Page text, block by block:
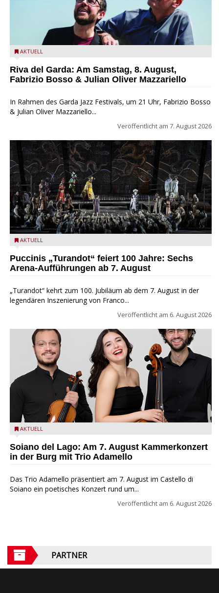
Fabrizio Bosso & Julian Oliver Mazzariello zu Gast beim Garda
AKTUELL
Riva del Garda: Am Samstag, 8. August,
Fabrizio Bosso & Julian Oliver Mazzariello
In Rahmen des Garda Jazz Festivals, um 21 Uhr, Fabrizio Bosso
& Julian Oliver Mazzariello...
Veröffentlicht am 7. August 2026
Turandot in der Arena von Verona - Ennevi für Fondazione
AKTUELL
Puccinis „Turandot“ feiert 100 Jahre: Sechs
Arena-Aufführungen ab 7. August
„Turandot“ kehrt zum 100. Jubiläum ab dem 7. August in der
legendären Inszenierung von Franco...
Veröffentlicht am 6. August 2026
Trio Adamello
AKTUELL
Soiano del Lago: Am 7. August Kammerkonzert
in der Burg mit Trio Adamello
Das Trio Adamello präsentiert am 7. August im Castello di
Soiano ein poetisches Konzert rund um...
Veröffentlicht am 6. August 2026
PARTNER